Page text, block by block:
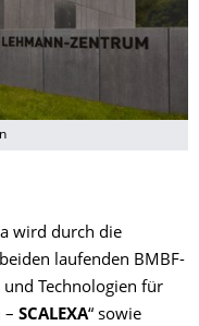
wird durch die
laufenden BMBF-
Technologien für
– SCALEXA“ sowie